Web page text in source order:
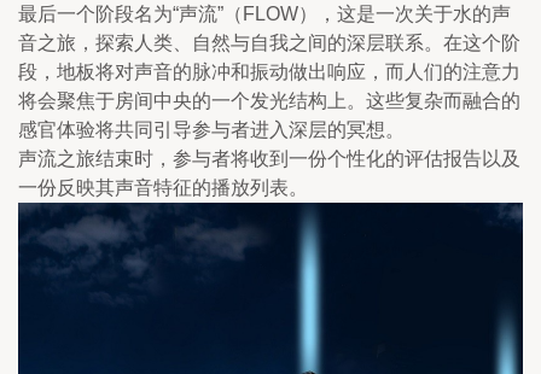
最后一个阶段名为“声流”（FLOW），这是一次关于水的声
音之旅，探索人类、自然与自我之间的深层联系。在这个阶
段，地板将对声音的脉冲和振动做出响应，而人们的注意力
将会聚焦于房间中央的一个发光结构上。这些复杂而融合的
感官体验将共同引导参与者进入深层的冥想。
声流之旅结束时，参与者将收到一份个性化的评估报告以及
一份反映其声音特征的播放列表。